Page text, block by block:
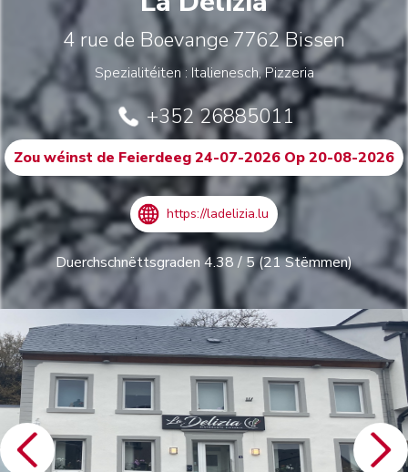
4 rue de Boevange7762 Bissen
Spezialitéiten : Italienesch, Pizzeria
+352 26885011
Zou wéinst de Feierdeeg 24-07-2026 Op 20-08-2026
https://ladelizia.lu
Duerchschnëttsgraden 4.38/ 5(21Stëmmen)